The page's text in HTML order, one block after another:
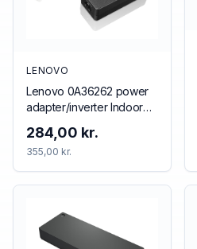
LENOVO
Lenovo 0A36262 power
adapter/inverter Indoor
284,00 kr.
355,00 kr.